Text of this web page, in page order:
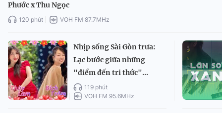
Phước x Thu Ngọc
120 phút VOH FM 87.7MHz
Nhịp sống Sài Gòn trưa:
Lạc bước giữa những
"điểm đến tri thức"...
119 phút
VOH FM 95.6MHz